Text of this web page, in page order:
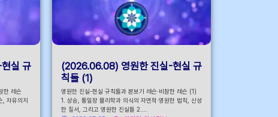
실 규
한 레슨
, 자유의지
(2026.06.08) 영원한 진실-현실 규
칙들 (1)
영원한 진실-현실 규칙들과 본보기 레슨·비참한 레슨 (1)
1. 상승, 통일장 물리학과 의식의 자연적·영원한 법칙, 신성
한 질서, 그리고 영원한 진실들 2....